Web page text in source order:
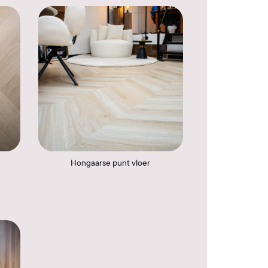
Hongaarse punt vloer